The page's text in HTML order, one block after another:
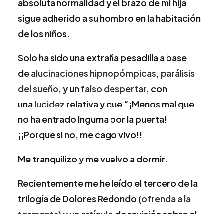
absoluta normalidad y el brazo de mi hija
sigue adherido a su hombro en la habitación
de los niños.
Solo ha sido una extraña pesadilla a base
dealucinaciones hipnopómpicas, parálisis
del sueño, y unfalso despertar, con
unalucidez relativa y que “¡Menos mal que
no ha entrado Inguma por la puerta!
¡¡Porque si no, me cago vivo!!
Me tranquilizo y me vuelvo a dormir.
Recientemente me he leído el tercero de la
trilogía de Dolores Redondo (ofrenda a la